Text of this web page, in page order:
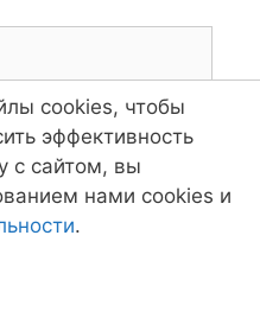
cookies, чтобы
эффективность
с сайтом, вы
нами cookies и
.